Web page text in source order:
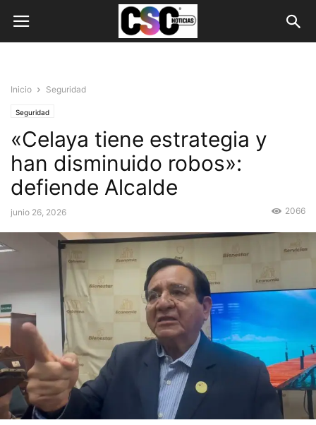
Inicio Seguridad
Seguridad
«Celaya tiene estrategia y
han disminuido robos»:
defiende Alcalde
junio 26, 2026 2066